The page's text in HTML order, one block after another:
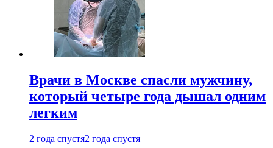
Врачи в Москве спасли мужчину,
который четыре года дышал одним
легким
2 года спустя2 года спустя